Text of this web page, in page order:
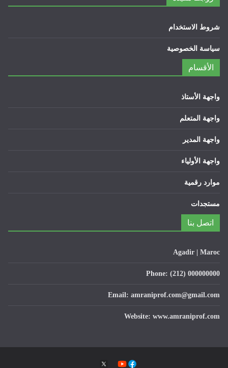
شروط الاستخدام
سياسة الخصوصية
الأقسام
واجهة الأستاذ
واجهة المتعلم
واجهة المدير
واجهة الأولياء
موارد رقمية
مستجدات
اتصل بنا
Agadir | Maroc
Phone: (212) 000000000
Email: amraniprof.com@gmail.com
Website: www.amraniprof.com